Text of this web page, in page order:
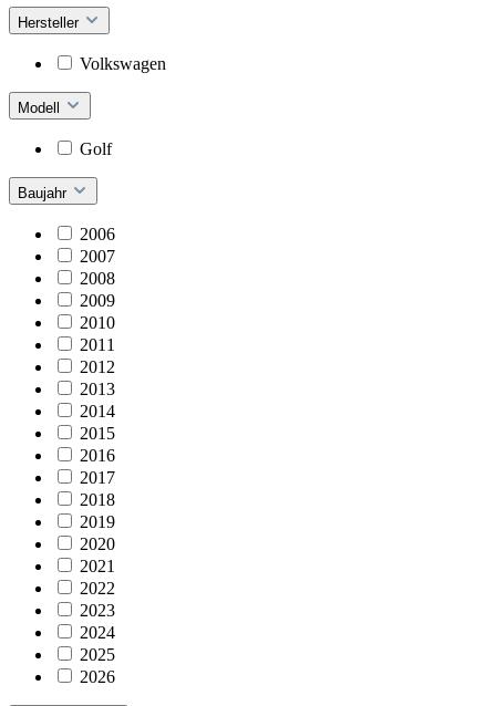
Hersteller
Volkswagen
Modell
Golf
Baujahr
2006
2007
2008
2009
2010
2011
2012
2013
2014
2015
2016
2017
2018
2019
2020
2021
2022
2023
2024
2025
2026